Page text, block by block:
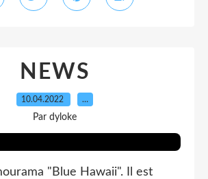
NEWS
10.04.2022 …
Par dyloke
"Blue Hawaii". Il est